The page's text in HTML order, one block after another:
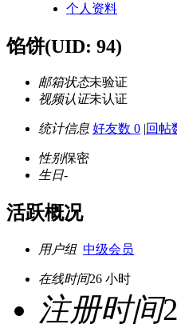
个人资料
馅饼(UID: 94)
邮箱状态未验证
视频认证未认证
统计信息 好友数 0 |回帖
性别保密
生日-
活跃概况
用户组 中级会员
在线时间26 小时
注册时间